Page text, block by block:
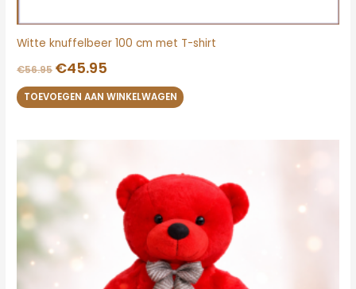
Witte knuffelbeer 100 cm met T-shirt
€56.95 €45.95
TOEVOEGEN AAN WINKELWAGEN
was:
€59.00.
€49.00.